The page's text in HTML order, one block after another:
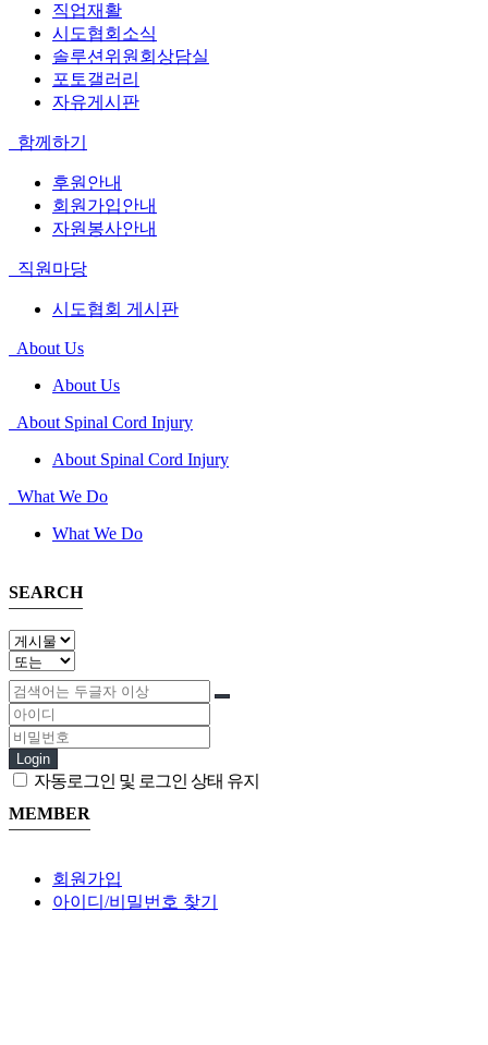
직업재활
시도협회소식
솔루션위원회상담실
포토갤러리
자유게시판
함께하기
후원안내
회원가입안내
자원봉사안내
직원마당
시도협회 게시판
About Us
About Us
About Spinal Cord Injury
About Spinal Cord Injury
What We Do
What We Do
SEARCH
Login
자동로그인 및 로그인 상태 유지
MEMBER
회원가입
아이디/비밀번호 찾기